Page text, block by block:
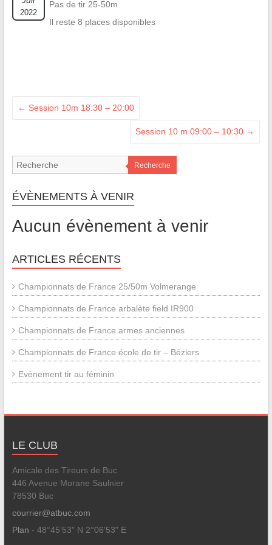
2022
Pas de tir 25-50m
Il reste 8 places disponibles
← Session 10m 18:30 – 20:00
Session 10 m 09:00 – 10:30 →
Recherche
ÉVÈNEMENTS À VENIR
Aucun évènement à venir
ARTICLES RÉCENTS
Championnats de France 25/50m Volmerange
Championnats de France arbalète field IR900
Championnats de France armes anciennes
Championnats de France école de tir – Béziers
Evènement tir au féminin
LE CLUB
Amicale des Tireurs de Buc
446 Avenue Morane Saulnier
78530 Buc
courrier@atbuc.com
Plan - 48°45'53" N 2°06'53" E